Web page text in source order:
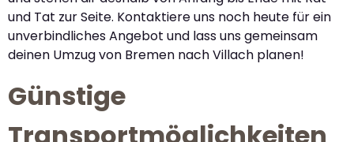
und Tat zur Seite. Kontaktiere uns noch heute für ein
unverbindliches Angebot und lass uns gemeinsam
deinen Umzug von Bremen nach Villach planen!
Günstige